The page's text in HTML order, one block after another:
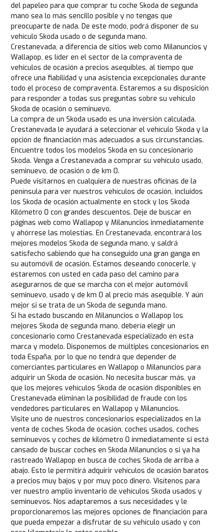
del papeleo para que comprar tu coche Skoda de segunda
mano sea lo más sencillo posible y no tengas que
preocuparte de nada. De este modo, podrá disponer de su
vehículo Skoda usado o de segunda mano.
Crestanevada, a diferencia de sitios web como Milanuncios y
Wallapop, es líder en el sector de la compraventa de
vehículos de ocasión a precios asequibles, al tiempo que
ofrece una fiabilidad y una asistencia excepcionales durante
todo el proceso de compraventa. Estaremos a su disposición
para responder a todas sus preguntas sobre su vehículo
Skoda de ocasión o seminuevo.
La compra de un Skoda usado es una inversión calculada.
Crestanevada le ayudará a seleccionar el vehículo Skoda y la
opción de financiación más adecuados a sus circunstancias.
Encuentre todos los modelos Skoda en su concesionario
Skoda. Venga a Crestanevada a comprar su vehículo usado,
seminuevo, de ocasión o de km 0.
Puede visitarnos en cualquiera de nuestras oficinas de la
península para ver nuestros vehículos de ocasión, incluidos
los Skoda de ocasión actualmente en stock y los Skoda
Kilómetro 0 con grandes descuentos. Deje de buscar en
páginas web como Wallapop y Milanuncios inmediatamente
y ahórrese las molestias. En Crestanevada, encontrará los
mejores modelos Skoda de segunda mano, y saldrá
satisfecho sabiendo que ha conseguido una gran ganga en
su automóvil de ocasión. Estamos deseando conocerle, y
estaremos con usted en cada paso del camino para
asegurarnos de que se marcha con el mejor automóvil
seminuevo, usado y de km 0 al precio más asequible. Y aún
mejor si se trata de un Skoda de segunda mano.
Si ha estado buscando en Milanuncios o Wallapop los
mejores Skoda de segunda mano, debería elegir un
concesionario como Crestanevada especializado en esta
marca y modelo. Disponemos de múltiples concesionarios en
toda España, por lo que no tendrá que depender de
comerciantes particulares en Wallapop o Milanuncios para
adquirir un Skoda de ocasión. No necesita buscar más, ya
que los mejores vehículos Skoda de ocasión disponibles en
Crestanevada eliminan la posibilidad de fraude con los
vendedores particulares en Wallapop y Milanuncios.
Visite uno de nuestros concesionarios especializados en la
venta de coches Skoda de ocasión, coches usados, coches
seminuevos y coches de kilómetro 0 inmediatamente si está
cansado de buscar coches en Skoda Milanuncios o si ya ha
rastreado Wallapop en busca de coches Skoda de arriba a
abajo. Esto le permitirá adquirir vehículos de ocasión baratos
a precios muy bajos y por muy poco dinero. Visítenos para
ver nuestro amplio inventario de vehículos Skoda usados y
seminuevos. Nos adaptaremos a sus necesidades y le
proporcionaremos las mejores opciones de financiación para
que pueda empezar a disfrutar de su vehículo usado y con